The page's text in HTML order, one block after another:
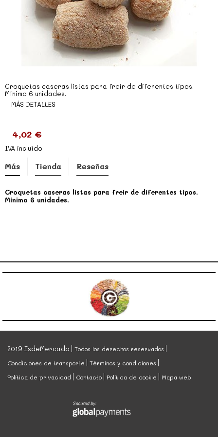
Croquetas caseras listas para freir de diferentes tipos.
Mínimo 6 unidades.
MÁS DETALLES
4,02 €
IVA incluído
Más Tienda Reseñas
Croquetas caseras listas para freir de diferentes tipos.
Mínimo 6 unidades.
2019 EsdeMercado
Todos los derechos reservados
Condiciones de transporte
Términos y condiciones
Política de privacidad
Contacto Política de cookie Mapa web